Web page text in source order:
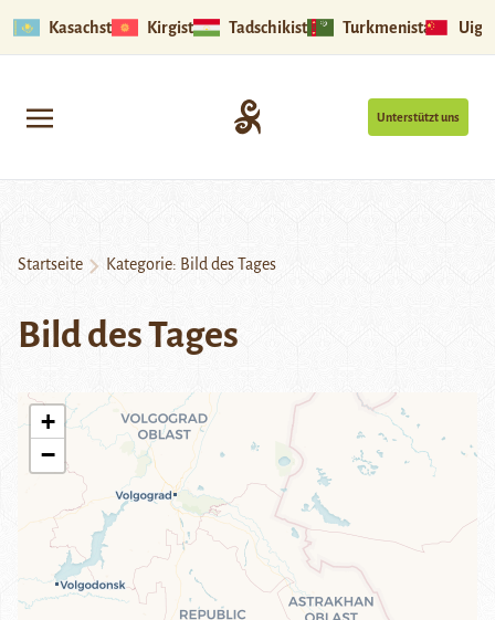
Kasachstan Kirgistan Tadschikistan Turkmenistan
Unterstützt uns
Startseite Kategorie: Bild des Tages
Bild des Tages
+
−